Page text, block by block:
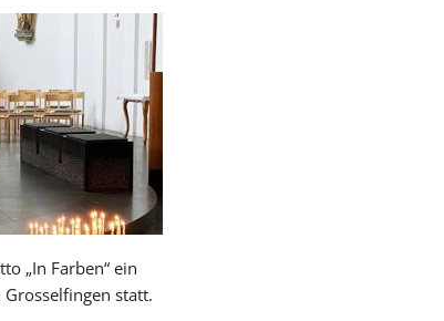
„In Farben“ ein
statt.